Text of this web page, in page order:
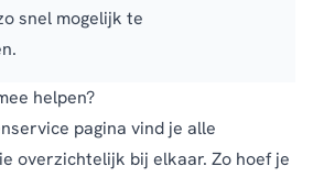
snel mogelijk te
helpen?
pagina vind je alle
overzichtelijk bij elkaar. Zo hoef je